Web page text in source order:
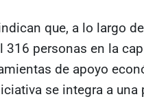
que, a lo largo
316 personas en la
de apoyo
se integra a